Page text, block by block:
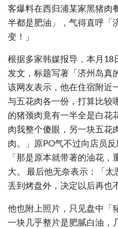
客爆料在西归浦某家黑猪肉
半都是肥油」，气得直呼「
变！」
根据多家韩媒报导，本月18
发文，标题写著「济州岛真
该网友表示，他在住宿附近
与五花肉各一份，打算比较
的猪颈肉竟有一半全是白花
肉我整个傻眼，另一块五花
肉。」原PO气不过向店员
「那是原本就带著的油花
大。 最后他无奈表示：「
丢到烤盘外，决定以后再也
他也附上照片，只见盘中「
一块几乎整片是肥腻白油，